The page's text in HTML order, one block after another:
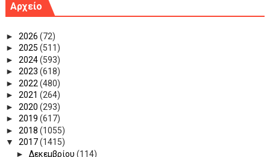
Αρχείο
► 2026 (72)
► 2025 (511)
► 2024(593)
► 2023 (618)
► 2022 (480)
► 2021 (264)
► 2020 (293)
► 2019 (617)
► 2018 (1055)
▼ 2017(1415)
► Δεκεμβρίου (114)